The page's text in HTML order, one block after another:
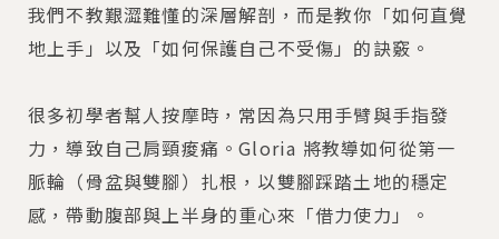
我們不教艱澀難懂的深層解剖，而是教你「如何直覺
地上手」以及「如何保護自己不受傷」的訣竅。
很多初學者幫人按摩時，常因為只用手臂與手指發
力，導致自己肩頸痠痛。Gloria 將教導如何從第一
脈輪（骨盆與雙腳）扎根，以雙腳踩踏土地的穩定
感，帶動腹部與上半身的重心來「借力使力」。